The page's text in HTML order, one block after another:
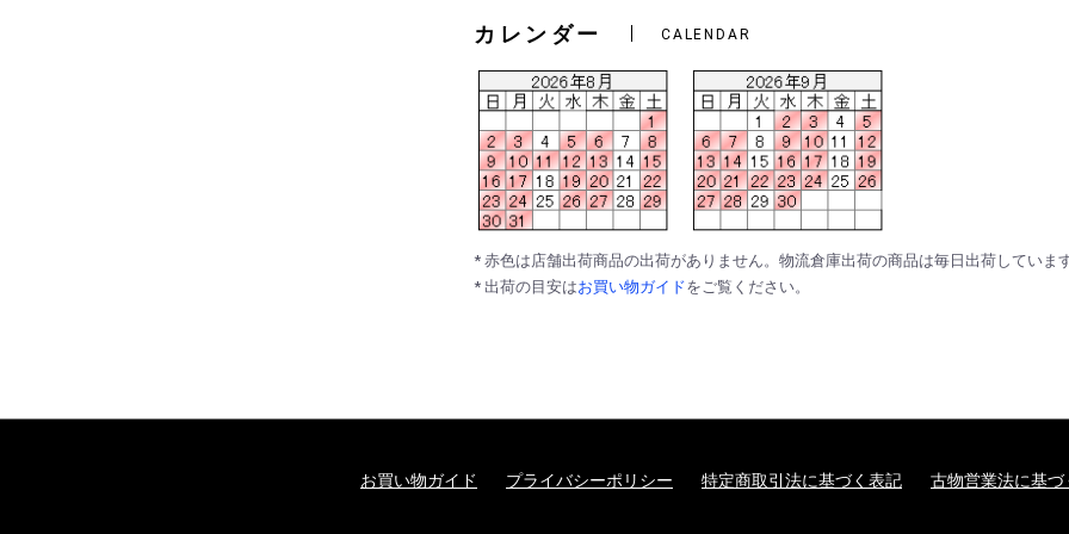
カレンダー CALENDAR
* 赤色は店舗出荷商品の出荷がありません。物流倉庫出荷の商品は毎日出荷しています
* 出荷の目安はお買い物ガイドをご覧ください。
お買い物ガイド プライバシーポリシー 特定商取引法に基づく表記 古物営業法に基づ